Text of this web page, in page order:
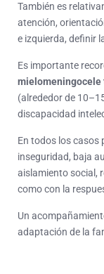
También es
atención,
e izquierda, definir
Es importante
mielomeningocele
(alrededor de
discapacidad
En todos los casos
inseguridad, baja
aislamiento social,
como con la
Un
adaptación de la